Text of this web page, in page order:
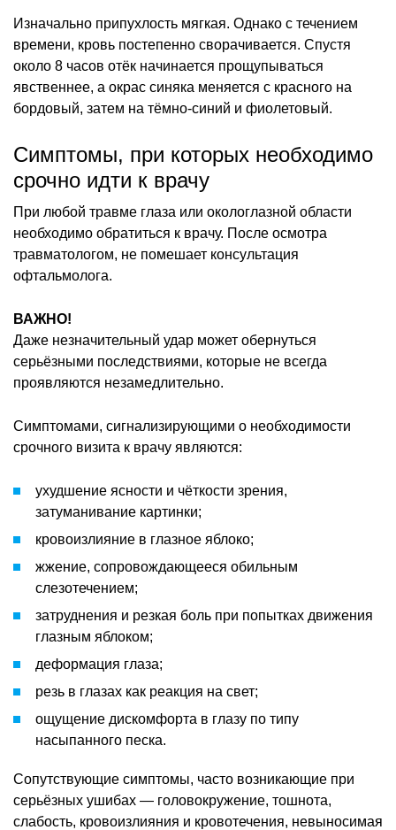
Изначально припухлость мягкая. Однако с течением
времени, кровь постепенно сворачивается. Спустя
около 8 часов отёк начинается прощупываться
явственнее, а окрас синяка меняется с красного на
бордовый, затем на тёмно-синий и фиолетовый.
Симптомы, при которых необходимо
срочно идти к врачу
При любой травме глаза или окологлазной области
необходимо обратиться к врачу. После осмотра
травматологом, не помешает консультация
офтальмолога.
ВАЖНО!
Даже незначительный удар может обернуться
серьёзными последствиями, которые не всегда
проявляются незамедлительно.
Симптомами, сигнализирующими о необходимости
срочного визита к врачу являются:
ухудшение ясности и чёткости зрения,
затуманивание картинки;
кровоизлияние в глазное яблоко;
жжение, сопровождающееся обильным
слезотечением;
затруднения и резкая боль при попытках движения
глазным яблоком;
деформация глаза;
резь в глазах как реакция на свет;
ощущение дискомфорта в глазу по типу
насыпанного песка.
Сопутствующие симптомы, часто возникающие при
серьёзных ушибах — головокружение, тошнота,
слабость, кровоизлияния и кровотечения, невыносимая